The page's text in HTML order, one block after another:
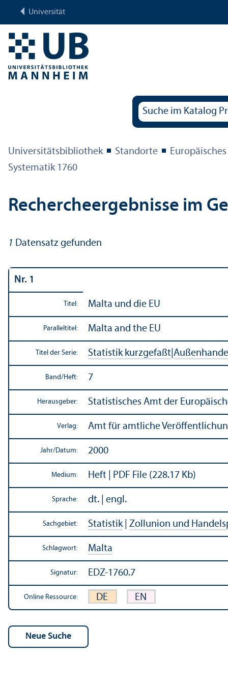
Universität
Universitäts­bibliothek Standorte
Systematik 1760
Rechercheergebnisse im
1 Datensatz gefunden
Nr. 1
Titel: Malta und die EU
Paralleltitel: Malta and the EU
Titel der Serie: Statistik kurzgefaßt Außen­handel
Band/Heft: 7
Herausgeber: Statistisches Amt der
Verlag: Amt für amtliche
Jahr/Datum: 2000
Medium: Heft | PDF File (228.17 Kb)
Sprache: dt. | engl.
Sachgebiet: Statistik| Zollunion und
Schlagwort: Malta
Signatur: EDZ-1760.7
Online Ressource: DE EN